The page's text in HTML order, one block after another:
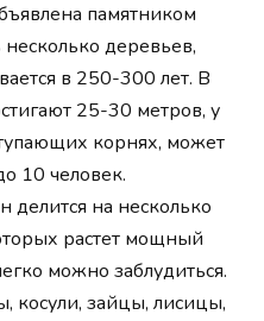
памятником
деревьев,
в 250-300 лет. В
25-30 метров, у
корнях, может
10 человек.
делится на несколько
растет мощный
можно заблудиться.
косули, зайцы, лисицы,